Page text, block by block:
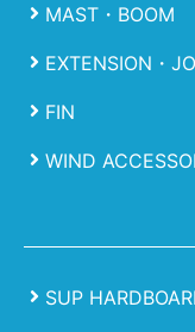
MAST・BOOM
EXTENSION・
FIN
WIND
SUP